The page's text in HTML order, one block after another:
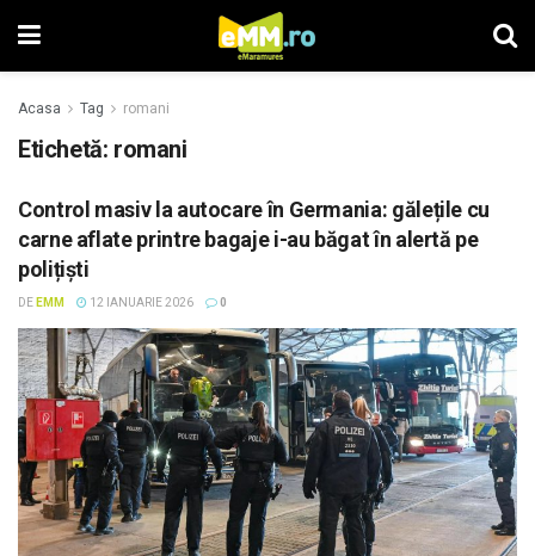
Acasa Tag romani
Etichetă: romani
Control masiv la autocare în Germania: gălețile cu
carne aflate printre bagaje i-au băgat în alertă pe
polițiști
DE EMM 12 IANUARIE 2026 0